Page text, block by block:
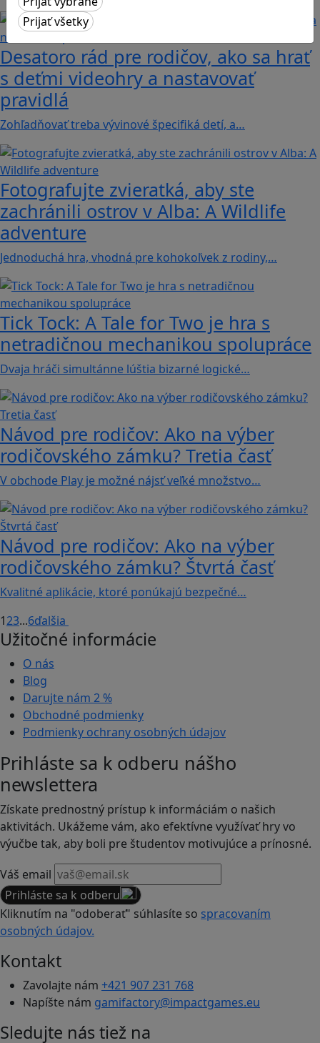
Desatoro rád pre rodičov, ako sa hrať
s deťmi videohry a nastavovať
pravidlá
Zohľadňovať treba vývinové špecifiká detí, a…
Fotografujte zvieratká, aby ste
zachránili ostrov v Alba: A Wildlife
adventure
Jednoduchá hra, vhodná pre kohokoľvek z rodiny,…
Tick Tock: A Tale for Tw‪o je hra s
netradičnou mechanikou spolupráce
Dvaja hráči simultánne lúštia bizarné logické…
Návod pre rodičov: Ako na výber
rodičovského zámku? Tretia časť
V obchode Play je možné nájsť veľké množstvo…
Návod pre rodičov: Ako na výber
rodičovského zámku? Štvrtá časť
Kvalitné aplikácie, ktoré ponúkajú bezpečné…
123...6ďalšia
Užitočné informácie
O nás
Blog
Darujte nám 2 %
Obchodné podmienky
Podmienky ochrany osobných údajov
Prihláste sa k odberu nášho
newslettera
Získate prednostný prístup k informáciám o našich
aktivitách. Ukážeme vám, ako efektívne využívať hry vo
výučbe tak, aby boli pre študentov motivujúce a prínosné.
Váš email
Prihláste sa k odberu
Kliknutím na "odoberať" súhlasíte so spracovaním
osobných údajov.
Kontakt
Zavolajte nám +421 907 231 768
Napíšte nám gamifactory@impactgames.eu
Sledujte nás tiež na